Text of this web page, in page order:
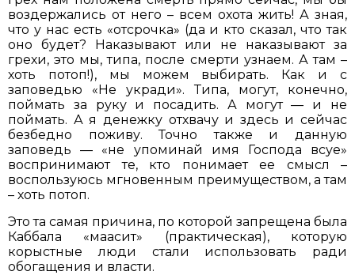
воздержались от него – всем охота жить! А зная,
что у нас есть «отсрочка» (да и кто сказал, что так
оно будет? Наказывают или не наказывают за
грехи, это мы, типа, после смерти узнаем. А там –
хоть потоп!), мы можем выбирать. Как и с
заповедью «Не укради». Типа, могут, конечно,
поймать за руку и посадить. А могут — и не
поймать. А я денежку отхвачу и здесь и сейчас
безбедно поживу. Точно также и данную
заповедь — «не упоминай имя Господа всуе»
воспринимают те, кто понимает ее смысл –
воспользуюсь мгновенным преимуществом, а там
– хоть потоп.
Это та самая причина, по которой запрещена была
Каббала «маасит» (практическая), которую
корыстные люди стали использовать ради
обогащения и власти.